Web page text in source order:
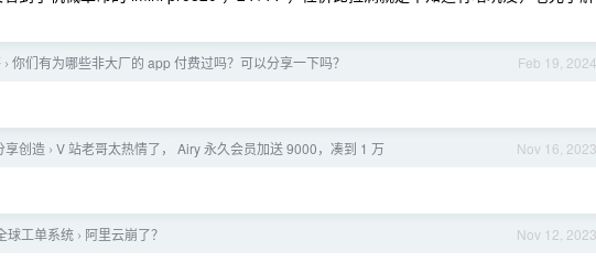
Feb 19, 2024
› 你们有为哪些非大厂的 app 付费过吗？可以分享一下吗？
Nov 16, 2023
享创造 › V 站老哥太热情了， Airy 永久会员加送 9000，凑到 1 万
Nov 12, 2023
球工单系统 › 阿里云崩了？